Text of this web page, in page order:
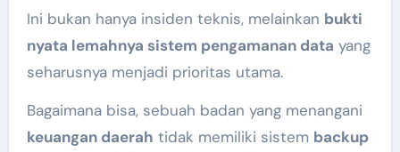
Ini bukan hanya insiden teknis, melainkan bukti
nyata lemahnya sistem pengamanan data yang
seharusnya menjadi prioritas utama.
Bagaimana bisa, sebuah badan yang menangani
keuangan daerah tidak memiliki sistem backup